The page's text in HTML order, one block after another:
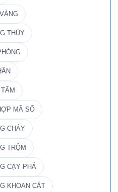
THỦY
MÃ SỐ
CHÁY
TRỘM
CẠY PHÁ
KHOAN CẮT